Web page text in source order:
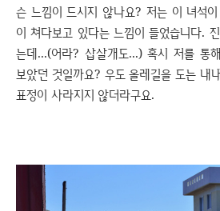
슨 느낌이 드시지 않나요? 저는 이 녀석
이 쳐다보고 있다는 느낌이 들었습니다.
는데...(어라? 삽살개도...) 혹시 저를 통
보았던 것일까요? 우도 올레길을 도는 내
표정이 사라지지 않더라구요.